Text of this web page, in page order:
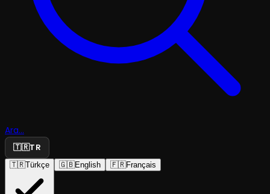
Ara...
🇹🇷TR
🇹🇷Türkçe 🇬🇧English 🇫🇷Français